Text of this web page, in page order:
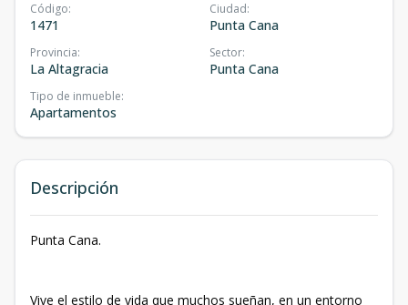
Código:
1471
Ciudad:
Punta Cana
Provincia:
La Altagracia
Sector:
Punta Cana
Tipo de inmueble:
Apartamentos
Descripción
Punta Cana.
Vive el estilo de vida que muchos sueñan, en un entorno